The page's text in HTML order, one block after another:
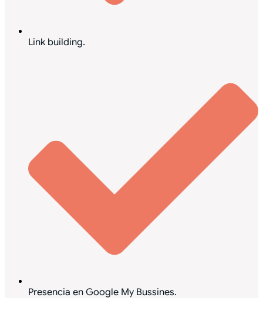
Link building.
Presencia en Google My Bussines.